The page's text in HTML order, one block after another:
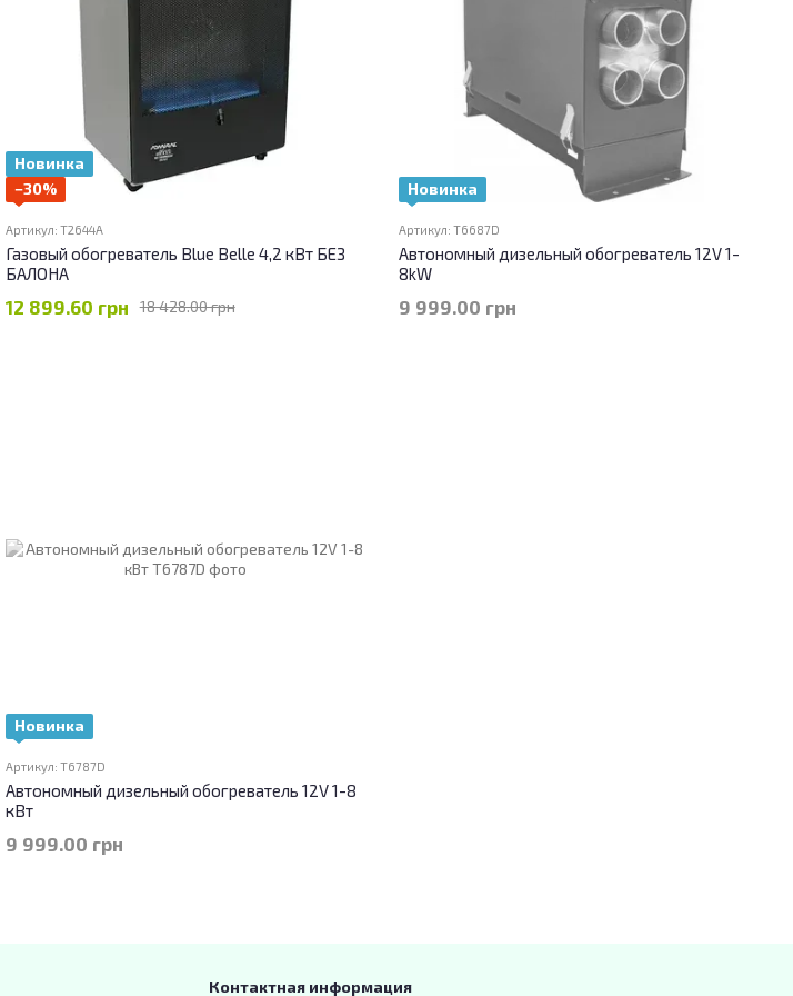
Новинка
−30%
Артикул: T2644A
Газовый обогреватель Blue Belle 4,2 кВт БЕЗ
БАЛОНА
18 428.00 грн
12 899.60 грн
Новинка
Артикул: T6687D
Автономный дизельный обогреватель 12V 1-
8kW
9 999.00 грн
Новинка
Артикул: T6787D
Автономный дизельный обогреватель 12V 1-8
кВт
9 999.00 грн
Контактная информация